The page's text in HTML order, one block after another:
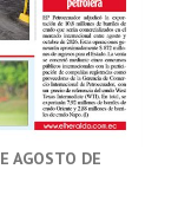
AGOSTO DE